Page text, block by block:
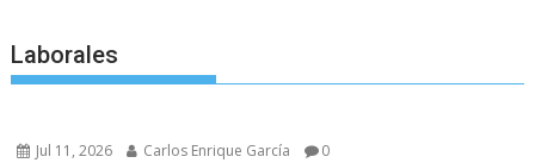
Laborales
Jul 11, 2026 Carlos Enrique García 0